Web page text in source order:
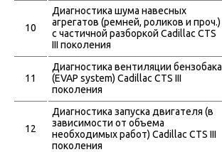
10
Диагностика шума навесных
агрегатов (ремней, роликов и проч.)
с частичной разборкой Cadillac CTS
III поколения
11
Диагностика вентиляции бензобака
(EVAP system) Cadillac CTS III
поколения
12
Диагностика запуска двигателя (в
зависимости от объема
необходимых работ) Cadillac CTS III
поколения